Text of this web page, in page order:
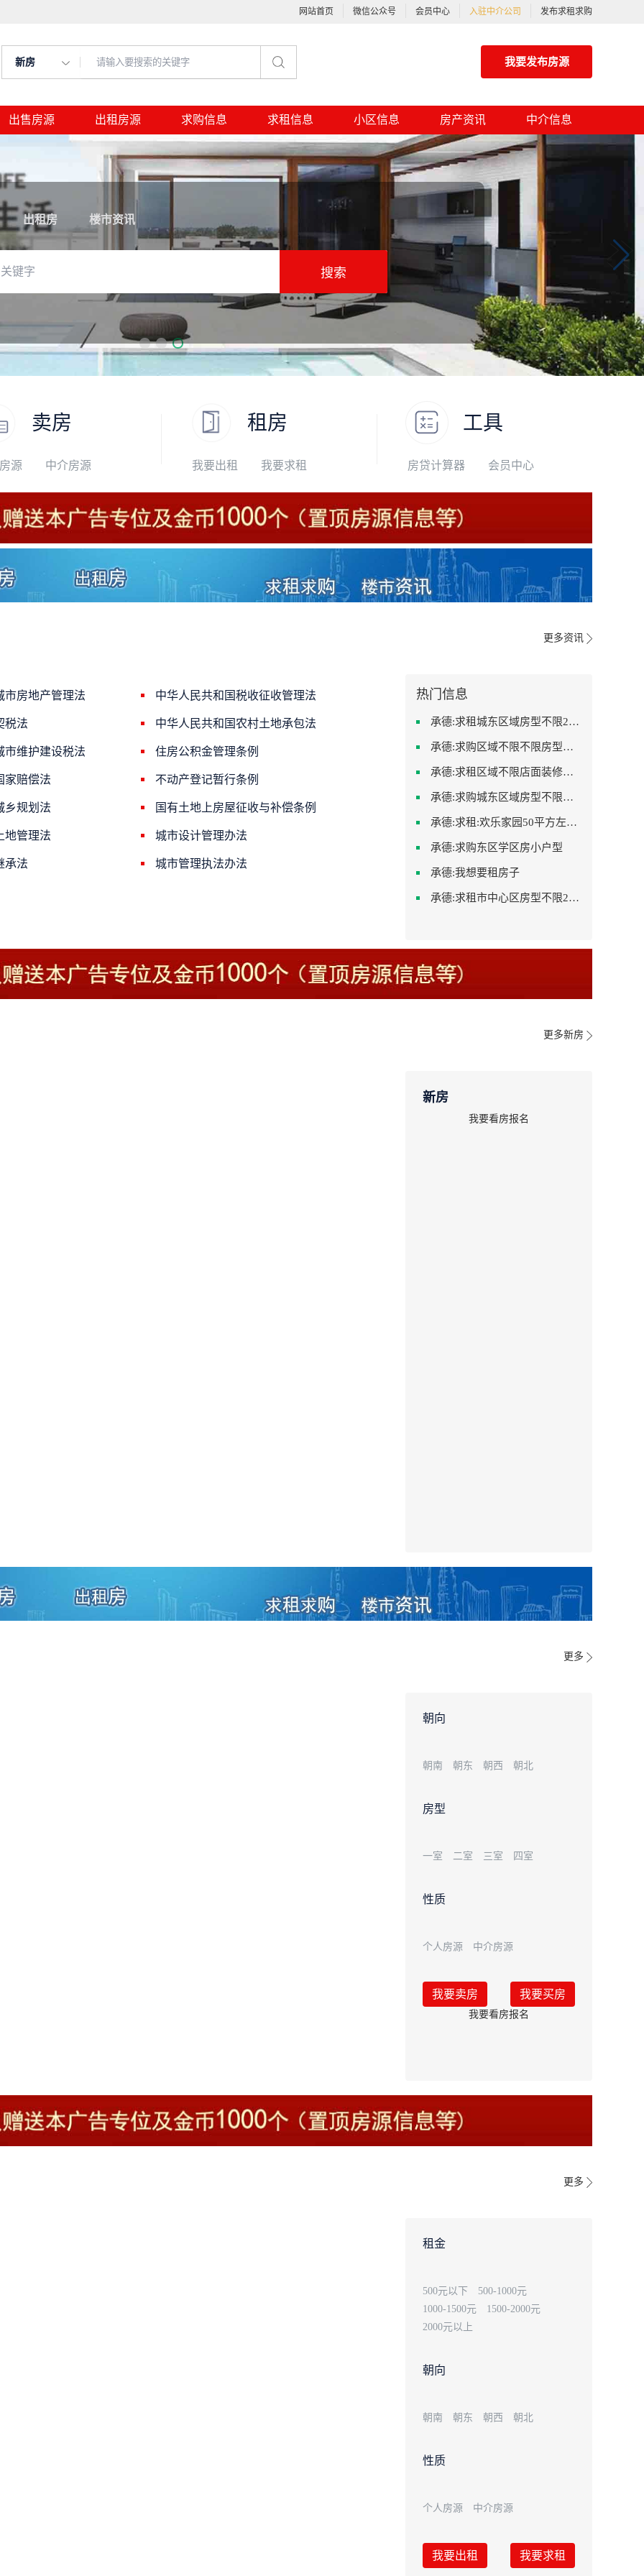
网站首页 微信公众号 会员中心 入驻中介公司 发布求租求购
新房 我要发布房源
出售房源 出租房源 求购信息 求租信息 小区信息 房产资讯 中介信息
出租房 楼市资讯
搜索
卖房
源 中介房源
租房
我要出租 我要求租
工具
房贷计算器 会员中心
更多资讯
市房地产管理法
税法
市维护建设税法
家赔偿法
乡规划法
地管理法
承法
中华人民共和国税收征收管理法
中华人民共和国农村土地承包法
住房公积金管理条例
不动产登记暂行条例
国有土地上房屋征收与补偿条例
城市设计管理办法
城市管理执法办法
热门信息
承德:求租城东区域房型不限2室2卫装修不限2000
承德:求购区域不限不限房型不限两室一厅简单装修
承德:求租区域不限店面装修不限
承德:求购城东区域房型不限装修不限
承德:求租:欢乐家园50平方左右的单身公寓廉租房
承德:求购东区学区房小户型
承德:我想要租房子
承德:求租市中心区房型不限2室1厅中档装修
更多新房
新房
我要看房报名
更多
朝向
朝南 朝东 朝西 朝北
房型
一室 二室 三室 四室
性质
个人房源 中介房源
我要卖房 我要买房
我要看房报名
更多
租金
500元以下
500-1000元
1000-1500元
1500-2000元
2000元以上
朝向
朝南 朝东 朝西 朝北
性质
个人房源 中介房源
我要出租 我要求租